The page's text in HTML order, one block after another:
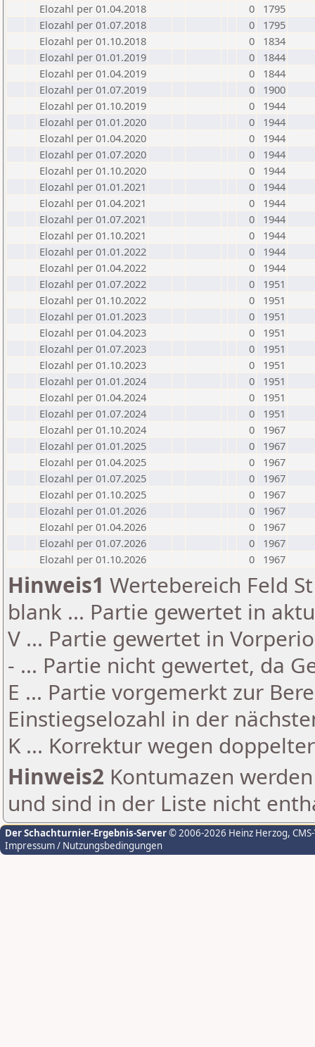
Elozahl per 01.04.2018
0
1795
Elozahl per 01.07.2018
0
1795
Elozahl per 01.10.2018
0
1834
Elozahl per 01.01.2019
0
1844
Elozahl per 01.04.2019
0
1844
Elozahl per 01.07.2019
0
1900
Elozahl per 01.10.2019
0
1944
Elozahl per 01.01.2020
0
1944
Elozahl per 01.04.2020
0
1944
Elozahl per 01.07.2020
0
1944
Elozahl per 01.10.2020
0
1944
Elozahl per 01.01.2021
0
1944
Elozahl per 01.04.2021
0
1944
Elozahl per 01.07.2021
0
1944
Elozahl per 01.10.2021
0
1944
Elozahl per 01.01.2022
0
1944
Elozahl per 01.04.2022
0
1944
Elozahl per 01.07.2022
0
1951
Elozahl per 01.10.2022
0
1951
Elozahl per 01.01.2023
0
1951
Elozahl per 01.04.2023
0
1951
Elozahl per 01.07.2023
0
1951
Elozahl per 01.10.2023
0
1951
Elozahl per 01.01.2024
0
1951
Elozahl per 01.04.2024
0
1951
Elozahl per 01.07.2024
0
1951
Elozahl per 01.10.2024
0
1967
Elozahl per 01.01.2025
0
1967
Elozahl per 01.04.2025
0
1967
Elozahl per 01.07.2025
0
1967
Elozahl per 01.10.2025
0
1967
Elozahl per 01.01.2026
0
1967
Elozahl per 01.04.2026
0
1967
Elozahl per 01.07.2026
0
1967
Elozahl per 01.10.2026
0 1967
Hinweis1 Wertebereich Feld
blank ... Partie gewertet in
V ... Partie gewertet in
- ... Partie nicht gewertet, da
E ... Partie vorgemerkt zur
Einstiegselozahl in der
K ... Korrektur wegen
Hinweis2 Kontumazen
und sind in der Liste nicht
Der Schachturnier-Ergebnis-Server© 2006-2026 Heinz Herzog,
Impressum / Nutzungsbedingungen